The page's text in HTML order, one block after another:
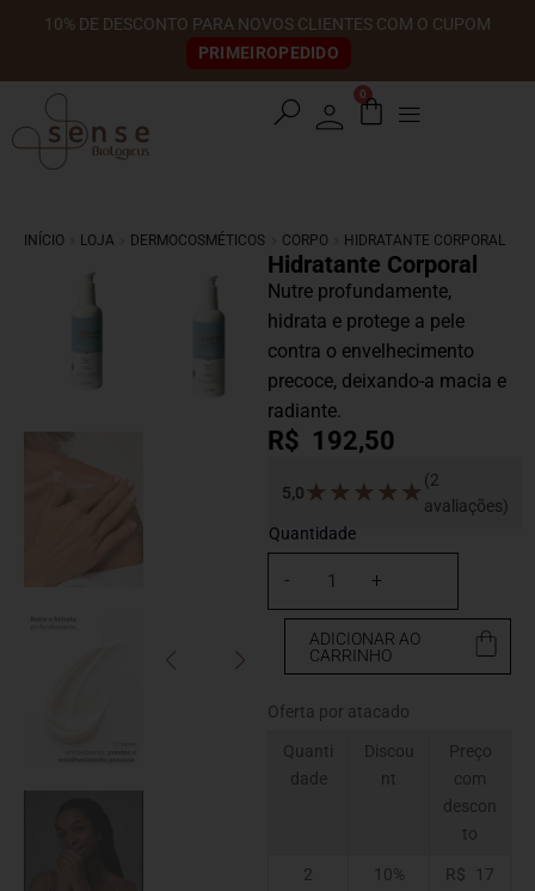
10% DE DESCONTO PARA NOVOS CLIENTES COM O CUPOM
PRIMEIROPEDIDO
search 0
INÍCIO LOJA DERMOCOSMÉTICOS CORPO HIDRATANTE CORPORAL
Hidratante Corporal
Nutre profundamente,
hidrata e protege a pele
contra o envelhecimento
precoce, deixando-a macia e
radiante.
R$ 192,50
5,0 ★ ★ ★ ★ ★ (2
avaliações)
- +
ADICIONAR AO
CARRINHO
Oferta por atacado
Quanti
dade
Discou
nt
Preço
com
descon
to
2
10% R$
17